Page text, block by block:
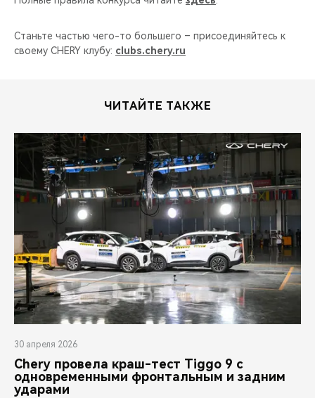
Станьте частью чего-то большего – присоединяйтесь к
своему CHERY клубу: clubs.chery.ru
ЧИТАЙТЕ ТАКЖЕ
30 апреля 2026
Chery провела краш-тест Tiggo 9 с
одновременными фронтальным и задним
ударами